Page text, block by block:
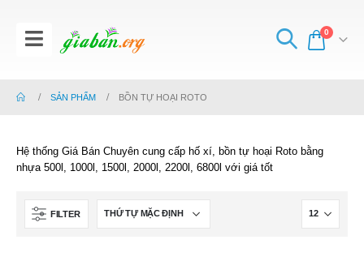
0
SẢN PHẨM BỒN TỰ HOẠI ROTO
Hệ thống Giá Bán Chuyên cung cấp hố xí, bồn tự hoại Roto bằng
nhựa 500l, 1000l, 1500l, 2000l, 2200l, 6800l với giá tốt
FILTER